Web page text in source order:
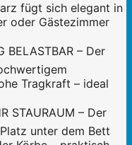
fügt sich elegant in
oder Gästezimmer
BELASTBAR – Der
Tragkraft – ideal
STAURAUM – Der
unter dem Bett